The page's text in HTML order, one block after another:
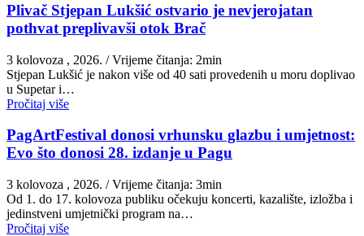
Plivač Stjepan Lukšić ostvario je nevjerojatan
pothvat preplivavši otok Brač
3 kolovoza , 2026. / Vrijeme čitanja: 2min
St​jepan Lukšić je nakon više od 40 sati provedenih u moru doplivao
u Supetar i…
Pročitaj više
PagArtFestival donosi vrhunsku glazbu i umjetnost:
Evo što donosi 28. izdanje u Pagu
3 kolovoza , 2026. / Vrijeme čitanja: 3min
Od 1. do 17. kolovoza publiku očekuju koncerti, kazalište, izložba i
jedinstveni umjetnički program na…
Pročitaj više